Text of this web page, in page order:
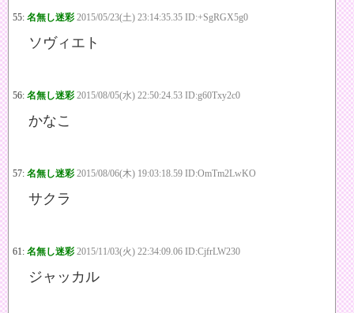
55: 名無し迷彩 2015/05/23(土) 23:14:35.35 ID:+SgRGX5g0
ソヴィエト
56: 名無し迷彩 2015/08/05(水) 22:50:24.53 ID:g60Txy2c0
かなこ
57: 名無し迷彩 2015/08/06(木) 19:03:18.59 ID:OmTm2LwKO
サクラ
61: 名無し迷彩 2015/11/03(火) 22:34:09.06 ID:CjfrLW230
ジャッカル